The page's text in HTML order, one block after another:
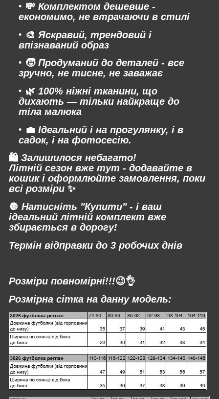
💸 Комплектом дешевше -
економимо, не втрачаючи в стилі
🎨 Яскравий, трендовий і
впізнаваний образ
🧒Продуманий до деталей - все
зручно, не тисне, не заважає
🌿 100% ніжні тканини, що
дихають — тільки найкраще до
тіла малюка
💼 Ідеальний і на прогулянку, і в
садок, і на фотосесію.
🛍 Залишилося небагато!
Літній сезон вже тут - додавайте в
кошик і оформлюйте замовлення, поки
всі розміри ✨
🔘 Натисніть "Купити" - і ваш
ідеальний літній комплект вже
збирається в дорогу!
Термін відправки до 3 робочих днів
Розміри повномірні!!!😉👌
Розмірна сітка на данну модель: